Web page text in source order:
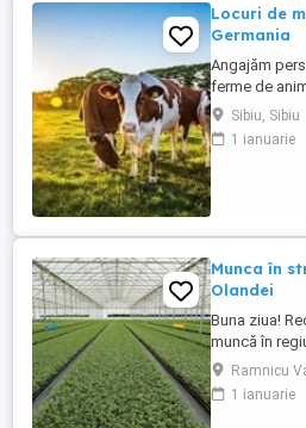
Locuri de
Germania
Angajăm
ferme de
caprine, si
atractiv
plus ore
Sibiu, Sibiu
1 ianuarie
Munca în
Olandei
Buna ziua!
muncă în
seriozitate și
rog contactați
mulțumesc!
Ramnicu
1 ianuarie